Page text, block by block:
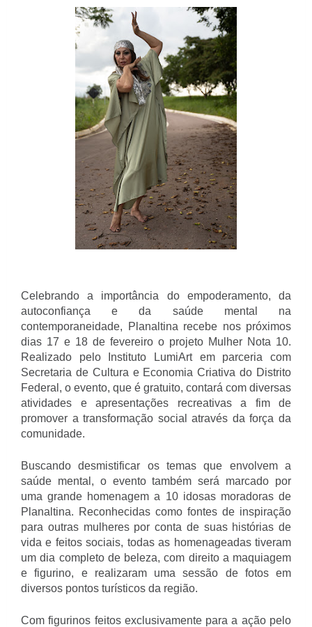
Celebrando a importância do empoderamento, da
autoconfiança e da saúde mental na
contemporaneidade, Planaltina recebe nos próximos
dias 17 e 18 de fevereiro o projeto Mulher Nota 10.
Realizado pelo Instituto LumiArt em parceria com
Secretaria de Cultura e Economia Criativa do Distrito
Federal, o evento, que é gratuito, contará com diversas
atividades e apresentações recreativas a fim de
promover a transformação social através da força da
comunidade.
Buscando desmistificar os temas que envolvem a
saúde mental, o evento também será marcado por
uma grande homenagem a 10 idosas moradoras de
Planaltina. Reconhecidas como fontes de inspiração
para outras mulheres por conta de suas histórias de
vida e feitos sociais, todas as homenageadas tiveram
um dia completo de beleza, com direito a maquiagem
e figurino, e realizaram uma sessão de fotos em
diversos pontos turísticos da região.
Com figurinos feitos exclusivamente para a ação pelo